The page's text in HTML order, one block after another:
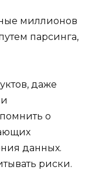
даже
о
данных.
риски.